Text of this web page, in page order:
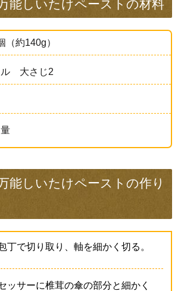
能しいたけペーストの材料
約140g）
ル 大さじ2
能しいたけペーストの作り
丁で切り取り、軸を細かく切る。
ッサーに椎茸の傘の部分と細かく